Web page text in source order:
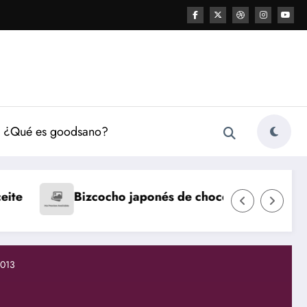
¿Qué es goodsano?
de chocolate Natillas caseras